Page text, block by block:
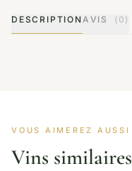
DESCRIPTION AVIS (0)
VOUS AIMEREZ AUSSI
Vins similaires